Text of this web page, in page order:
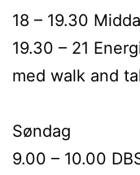
18 – 19.30
19.30 – 21
med walk and
Søndag
9.00 – 10.00